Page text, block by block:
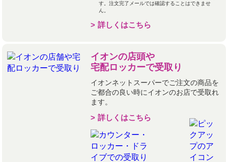
す。注文完了メールでは確認することはできませ
ん。
詳しくはこちら
イオンの店頭や
宅配ロッカーで受取り
イオンネットスーパーでご注文の商品を
ご都合の良い時にイオンのお店で受取れ
ます。
詳しくはこちら